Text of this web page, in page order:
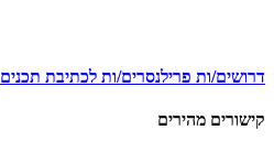
דרושים/ות פרילנסרים/ות לכתיבת תכנים
קישורים מהירים